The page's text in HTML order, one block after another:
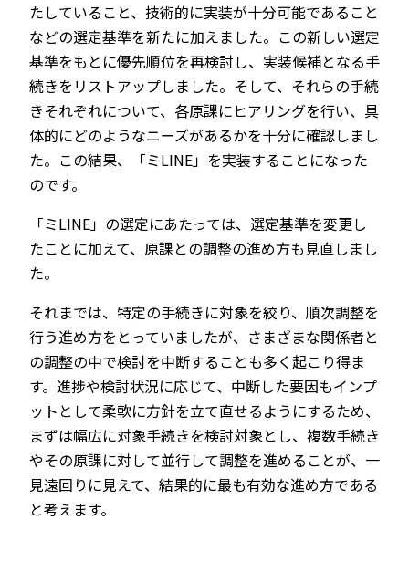
たしていること、技術的に実装が十分可能であること
などの選定基準を新たに加えました。この新しい選定
基準をもとに優先順位を再検討し、実装候補となる手
続きをリストアップしました。そして、それらの手続
きそれぞれについて、各原課にヒアリングを行い、具
体的にどのようなニーズがあるかを十分に確認しまし
た。この結果、「ミLINE」を実装することになった
のです。
「ミLINE」の選定にあたっては、選定基準を変更し
たことに加えて、原課との調整の進め方も見直しまし
た。
それまでは、特定の手続きに対象を絞り、順次調整を
行う進め方をとっていましたが、さまざまな関係者と
の調整の中で検討を中断することも多く起こり得ま
す。進捗や検討状況に応じて、中断した要因もインプ
ットとして柔軟に方針を立て直せるようにするため、
まずは幅広に対象手続きを検討対象とし、複数手続き
やその原課に対して並行して調整を進めることが、一
見遠回りに見えて、結果的に最も有効な進め方である
と考えます。